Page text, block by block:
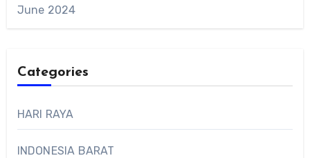
June 2024
Categories
HARI RAYA
INDONESIA BARAT